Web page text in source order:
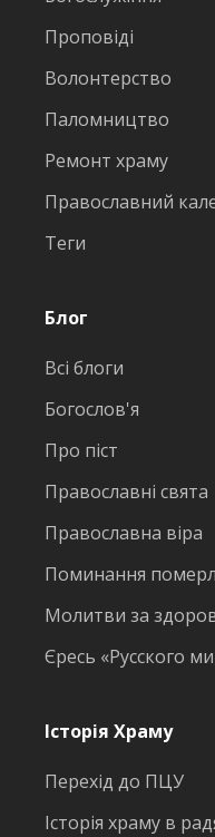
Проповіді
Волонтерство
Паломництво
Ремонт храму
Православний
Теги
Блог
Всі блоги
Богослов'я
Про піст
Православні свята
Православна віра
Поминання
Молитви за
Єресь «Русского
Історія Храму
Перехід до ПЦУ
Історія храму в